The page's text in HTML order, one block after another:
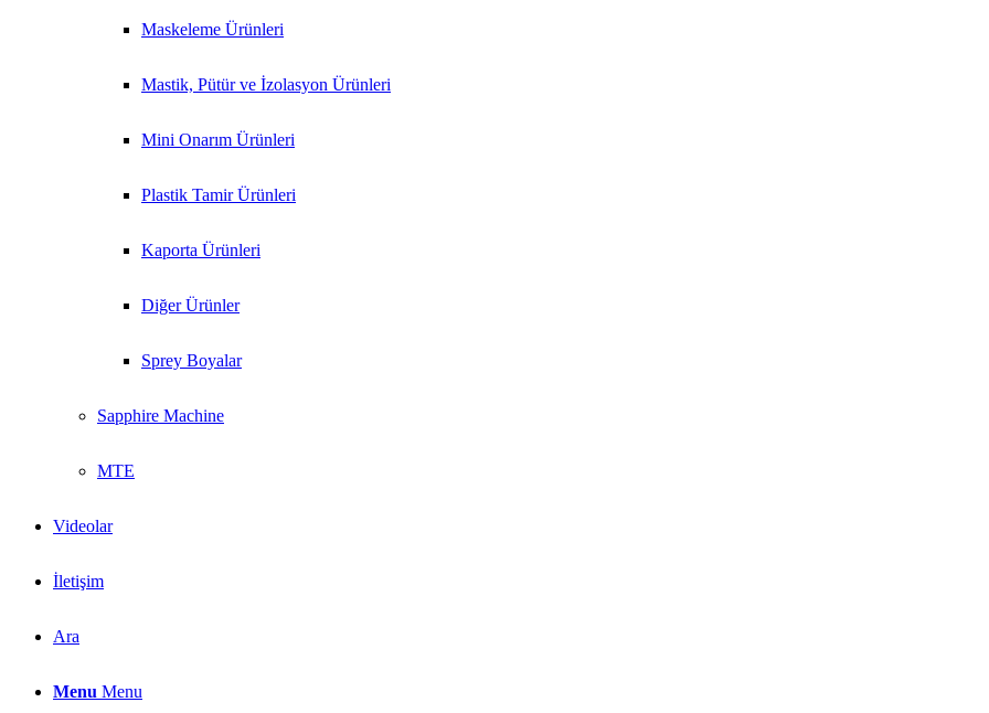
Maskeleme Ürünleri
Mastik, Pütür ve İzolasyon Ürünleri
Mini Onarım Ürünleri
Plastik Tamir Ürünleri
Kaporta Ürünleri
Diğer Ürünler
Sprey Boyalar
Sapphire Machine
MTE
Videolar
İletişim
Ara
Menu Menu